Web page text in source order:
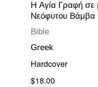
H Αγία Γραφή
Νεόφυτου Βάμβα
Bible
Greek
Hardcover
$18.00